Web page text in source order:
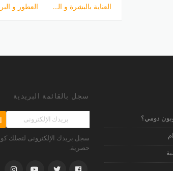
العناية بالبشرة و الجسم
العطور و
دومي؟
سجل بالقائمة البريدية
سجل بريدك الإلكترونى لتصلك
حصرية.